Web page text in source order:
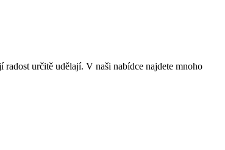
určitě udělají. V naši nabídce najdete mnoho